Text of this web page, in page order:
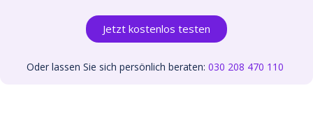
Jetzt kostenlos testen
Oder lassen Sie sich persönlich beraten: 030 208 470 110